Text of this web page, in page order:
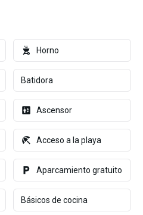
Horno
Batidora
Ascensor
Acceso a la playa
Aparcamiento gratuito
Básicos de cocina